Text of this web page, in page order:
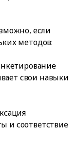
если
методов:
свои навыки
и соответствие